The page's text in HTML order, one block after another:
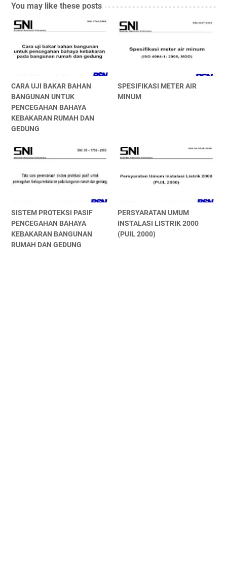
You may like these posts
CARA UJI BAKAR BAHAN
BANGUNAN UNTUK
PENCEGAHAN BAHAYA
KEBAKARAN RUMAH DAN
GEDUNG
SPESIFIKASI METER AIR
MINUM
SISTEM PROTEKSI PASIF
PENCEGAHAN BAHAYA
KEBAKARAN BANGUNAN
RUMAH DAN GEDUNG
PERSYARATAN UMUM
INSTALASI LISTRIK 2000
(PUIL 2000)